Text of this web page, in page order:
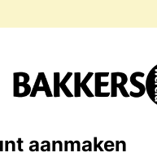
aanmaken